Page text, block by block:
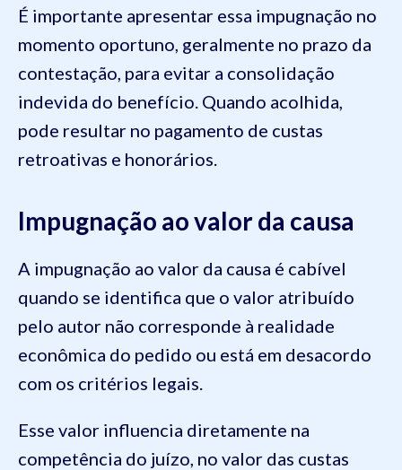
É importante apresentar essa impugnação no
momento oportuno, geralmente no prazo da
contestação, para evitar a consolidação
indevida do benefício. Quando acolhida,
pode resultar no pagamento de custas
retroativas e honorários.
Impugnação ao valor da causa
A impugnação ao valor da causa é cabível
quando se identifica que o valor atribuído
pelo autor não corresponde à realidade
econômica do pedido ou está em desacordo
com os critérios legais.
Esse valor influencia diretamente na
competência do juízo, no valor das custas